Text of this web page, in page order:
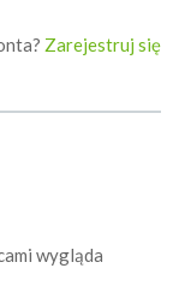
Zarejestruj się
wygląda